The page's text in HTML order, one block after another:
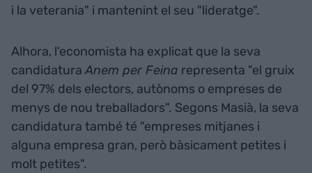
i la veterania" i mantenint el seu "lideratge".
Alhora, l'economista ha explicat que la seva
candidaturaAnem per Feina representa "el gruix
del 97% dels electors, autònoms o empreses de
menys de nou treballadors". Segons Masià, la seva
candidatura també té "empreses mitjanes i
alguna empresa gran, però bàsicament petites i
molt petites".